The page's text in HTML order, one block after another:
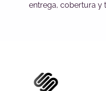
entrega, cobertura y